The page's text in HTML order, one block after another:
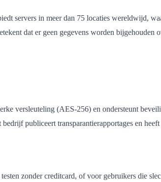
servers in meer dan 75 locaties wereldwijd,
dat er geen gegevens worden bijgehouden
versleuteling (AES-256) en ondersteunt
publiceert transparantierapportages en
zonder creditcard, of voor gebruikers die